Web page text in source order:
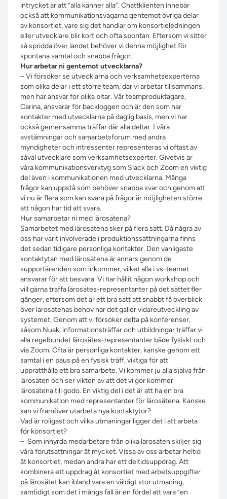
intrycket är att ”alla känner alla”. Chattklienten innebär
också att kommunikationsvägarna gentemot övriga delar
av konsortiet, vare sig det handlar om konsortieledningen
eller utvecklare blir kort och ofta spontan. Eftersom vi sitter
så spridda över landet behöver vi denna möjlighet för
spontana samtal och snabba frågor.
Hurarbetar ni gentemot utvecklarna?
– Vi försöker se utvecklarna och verksamhetsexperterna
som olika delar i ett större team, där vi arbetar tillsammans,
men har ansvar för olika bitar. Vår teamproduktägare,
Carina, ansvarar för backloggen och är den som har
kontakter med utvecklarna på daglig basis, men vi har
också gemensamma träffar där alla deltar. I våra
avstämningar och samarbetsforum med andra
myndigheter och intressenter representeras vi oftast av
såväl utvecklare som verksamhetsexperter. Givetvis är
våra kommunikationsverktyg som Slack och Zoom en viktig
del även i kommunikationen med utvecklarna. Många
frågor kan uppstå som behöver snabba svar och genom att
vi nu är flera som kan svara på frågor är möjligheten större
att någon har tid att svara.
Hur samarbetar ni med lärosätena?
Samarbetet med lärosätena sker på flera sätt. Då några av
oss har varit involverade i produktionssättningarna finns
det sedan tidigare personliga kontakter. Den vanligaste
kontaktytan med lärosätena är annars genom de
supportärenden som inkommer, vilket alla i vs-teamet
ansvarar för att besvara. Vi har hållit någon workshop och
vill gärna träffa lärosätes-representanter på det sättet fler
gånger, eftersom det är ett bra sätt att snabbt få överblick
över lärosätenas behov när det gäller vidareutveckling av
systemet. Genom att vi försöker delta på konferenser,
såsom Nuak, informationsträffar och utbildningar träffar vi
alla regelbundet lärosätes-representanter både fysiskt och
via Zoom. Ofta är personliga kontakter, kanske genom ett
samtal i en paus på en fysisk träff, viktiga för att
upprätthålla ett bra samarbete. Vi kommer ju alla själva från
lärosäten och ser vikten av att det vi gör kommer
lärosätena till godo. En viktig del i det är att ha en bra
kommunikation med representanter för lärosätena. Kanske
kan vi framöver utarbeta nya kontaktytor?
Vad är roligast och vilka utmaningar ligger det i att arbeta
för konsortiet?
– Som inhyrda medarbetare från olika lärosäten skiljer sig
våra förutsättningar åt mycket. Vissa av oss arbetar heltid
åt konsortiet, medan andra har ett deltidsuppdrag. Att
kombinera ett uppdrag åt konsortiet med arbetsuppgifter
på lärosätet kan ibland vara en väldigt stor utmaning,
samtidigt som det i många fall är en fördel att vara ”en